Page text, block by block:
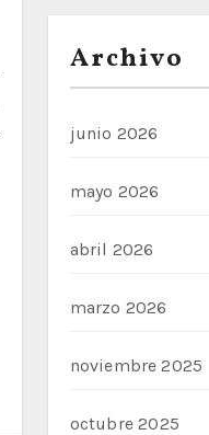
Archivo
junio 2026
mayo 2026
abril 2026
marzo 2026
noviembre 2025
octubre 2025